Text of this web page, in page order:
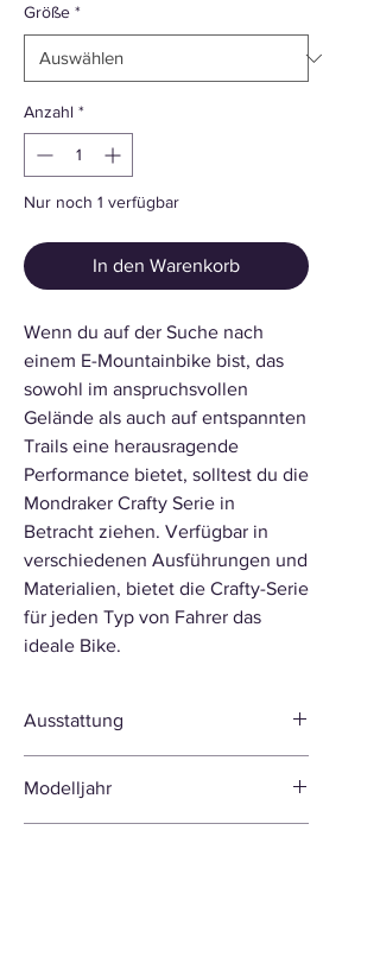
Größe *
Anzahl *
Nur noch 1 verfügbar
In den Warenkorb
Wenn du auf der Suche nach
einem E-Mountainbike bist, das
sowohl im anspruchsvollen
Gelände als auch auf entspannten
Trails eine herausragende
Performance bietet, solltest du die
Mondraker Crafty Serie in
Betracht ziehen. Verfügbar in
verschiedenen Ausführungen und
Materialien, bietet die Crafty-Serie
für jeden Typ von Fahrer das
ideale Bike.
Ausstattung
Rahmen
Crafty Stealth Air voll-
optimiertes Zero
Modelljahr